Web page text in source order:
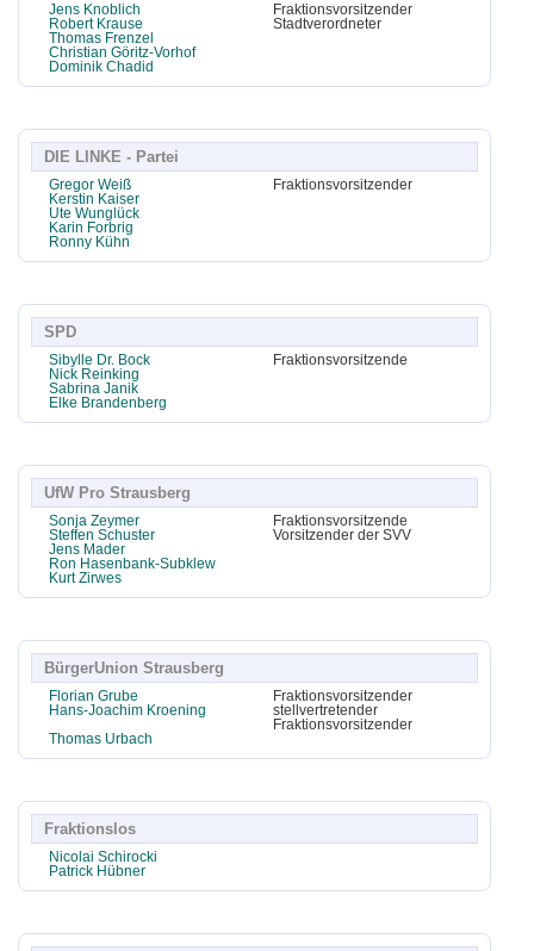
Jens Knoblich
Fraktionsvorsitzender
Robert Krause
Stadtverordneter
Thomas Frenzel
Christian Göritz-Vorhof
Dominik Chadid
DIE LINKE - Partei
Gregor Weiß
Fraktionsvorsitzender
Kerstin Kaiser
Ute Wunglück
Karin Forbrig
Ronny Kühn
SPD
Sibylle Dr. Bock
Fraktionsvorsitzende
Nick Reinking
Sabrina Janik
Elke Brandenberg
UfW Pro Strausberg
Sonja Zeymer
Fraktionsvorsitzende
Steffen Schuster
Vorsitzender der SVV
Jens Mader
Ron Hasenbank-Subklew
Kurt Zirwes
BürgerUnion Strausberg
Florian Grube
Fraktionsvorsitzender
Hans-Joachim Kroening
stellvertretender
Fraktionsvorsitzender
Thomas Urbach
Fraktionslos
Nicolai Schirocki
Patrick Hübner